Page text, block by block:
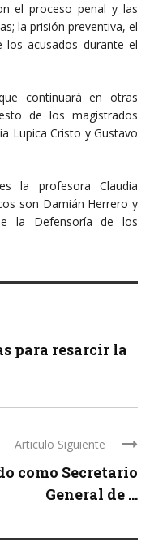
el proceso penal y las
la prisión preventiva, el
los acusados durante el
continuará en otras
de los magistrados
Lupica Cristo y Gustavo
la profesora Claudia
son Damián Herrero y
la Defensoría de los
para resarcir la
Articulo Siguiente
como Secretario
General de ...